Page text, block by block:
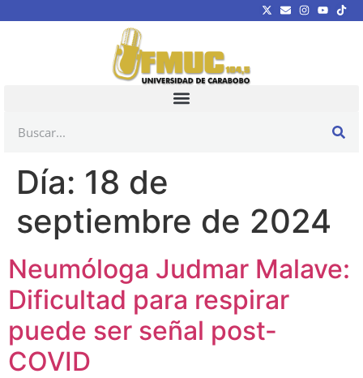
Día: 18 de
septiembre de 2024
Neumóloga Judmar Malave:
Dificultad para respirar
puede ser señal post-
COVID